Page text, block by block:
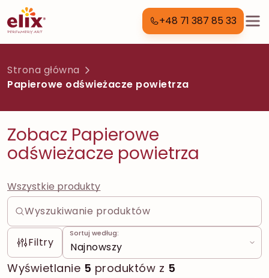
+48 71 387 85 33
Strona główna
Papierowe odświeżacze powietrza
Zobacz Papierowe
odświeżacze powietrza
Wszystkie produkty
Filtry
Sortuj według:
Wyświetlanie 5 produktów z 5